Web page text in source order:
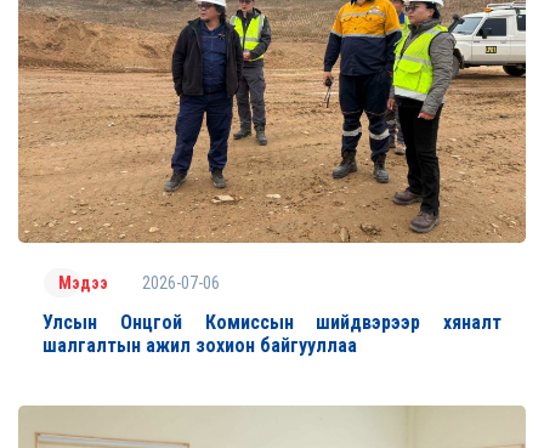
Мэдээ 2026-07-06
Улсын Онцгой Комиссын шийдвэрээр хяналт
шалгалтын ажил зохион байгууллаа